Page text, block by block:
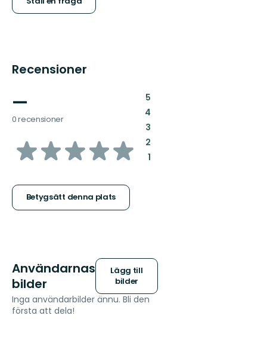
Recensioner
—
0 recensioner
av
stjärnor
Betygsätt denna plats
5:
4:
3:
2:
1:
Användarnas
bilder
Lägg till
bilder
Inga användarbilder ännu. Bli den
första att dela!